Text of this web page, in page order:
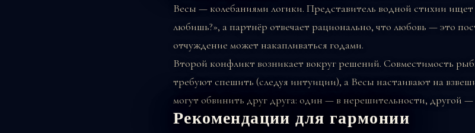
Весы — колебаниями логики. Представитель водной стихии
любишь?», а партнёр отвечает рационально, что любовь — это
отчуждение может накапливаться годами.
Второй конфликт возникает вокруг решений. Совместимость
требуют спешить (следуя интуиции), а Весы настаивают на
могут обвинить друг друга: один — в нерешительности, другой —
Рекомендации для гармонии